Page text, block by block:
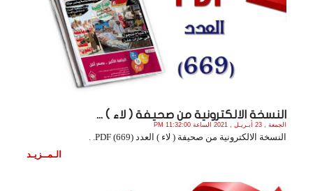
النسخة الالكترونية من صحيفة ( لاء ) ...
الجمعة , 23 أبـريـل , 2021 الساعة 11:32:00 PM
النسخة الالكترونية من صحيفة ( لاء ) العدد (669) PDF. .
الـمــزيـد